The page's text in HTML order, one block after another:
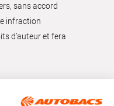
sans accord
infraction
d’auteur et fera